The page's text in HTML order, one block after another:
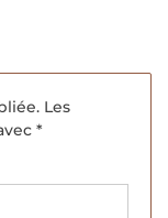
Les
*